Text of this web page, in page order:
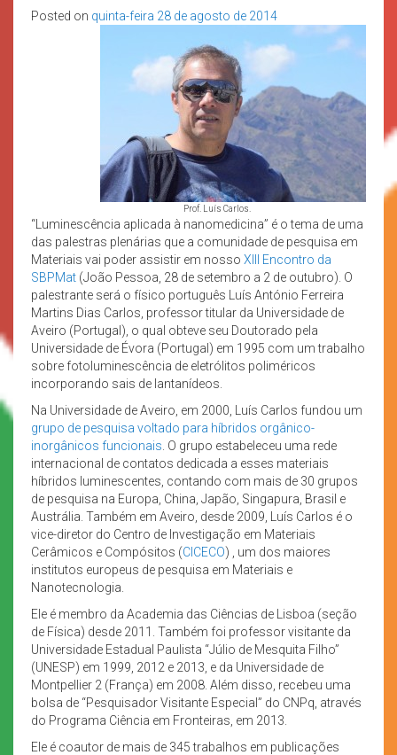
Posted on quinta-feira 28 de agosto de 2014
Prof. Luís Carlos.
“Luminescência aplicada à nanomedicina” é o tema de uma
das palestras plenárias que a comunidade de pesquisa em
Materiais vai poder assistir em nosso XIII Encontro da
SBPMat (João Pessoa, 28 de setembro a 2 de outubro). O
palestrante será o físico português Luís António Ferreira
Martins Dias Carlos, professor titular da Universidade de
Aveiro (Portugal), o qual obteve seu Doutorado pela
Universidade de Évora (Portugal) em 1995 com um trabalho
sobre fotoluminescência de eletrólitos poliméricos
incorporando sais de lantanídeos.
Na Universidade de Aveiro, em 2000, Luís Carlos fundou um
grupo de pesquisa voltado para híbridos orgânico-
inorgânicos funcionais . O grupo estabeleceu uma rede
internacional de contatos dedicada a esses materiais
híbridos luminescentes, contando com mais de 30 grupos
de pesquisa na Europa, China, Japão, Singapura, Brasil e
Austrália. Também em Aveiro, desde 2009, Luís Carlos é o
vice-diretor do Centro de Investigação em Materiais
Cerâmicos e Compósitos (CICECO) , um dos maiores
institutos europeus de pesquisa em Materiais e
Nanotecnologia.
Ele é membro da Academia das Ciências de Lisboa (seção
de Física) desde 2011. Também foi professor visitante da
Universidade Estadual Paulista “Júlio de Mesquita Filho”
(UNESP) em 1999, 2012 e 2013, e da Universidade de
Montpellier 2 (França) em 2008. Além disso, recebeu uma
bolsa de “Pesquisador Visitante Especial” do CNPq, através
do Programa Ciência em Fronteiras, em 2013.
Ele é coautor de mais de 345 trabalhos em publicações